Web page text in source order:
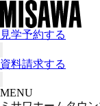
見学予約する
資料請求する
MENU